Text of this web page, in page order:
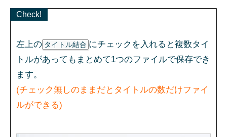
Check!
左上の タイトル結合 にチェックを入れると複数タイ
トルがあってもまとめて1つのファイルで保存でき
ます。
(チェック無しのままだとタイトルの数だけファイ
ルができる)